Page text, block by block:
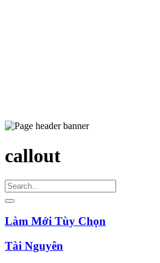
callout
Làm Mới Tùy Chọn
Tài Nguyên